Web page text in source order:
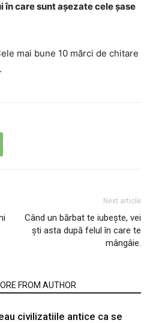
care sunt așezate cele șase
mai bune 10 mărci de chitare
Next article
Când un bărbat te iubește, vei
ști asta după felul în care te
mângâie.
FROM AUTHOR
civilizatiile antice ca se